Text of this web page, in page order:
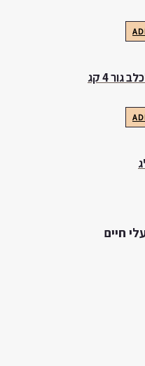
4 קג
חיים